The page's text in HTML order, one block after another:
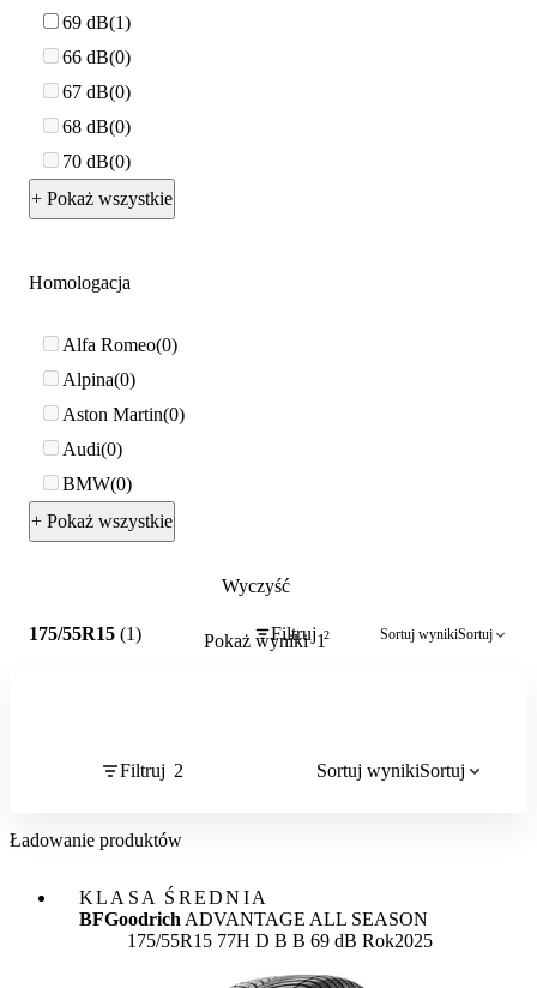
69 dB 1
66 dB 0
67 dB 0
68 dB 0
70 dB 0
+ Pokaż wszystkie
Homologacja
Alfa Romeo 0
Alpina 0
Aston Martin 0
Audi 0
BMW 0
+ Pokaż wszystkie
Wyczyść
Pokaż wyniki 1
175/55R15 (1) Filtruj 2 Sortuj wynikiSortuj
Filtruj 2 Sortuj wynikiSortuj
Ładowanie produktów
KLASA ŚREDNIA
BFGoodrich ADVANTAGE ALL SEASON
175/55R15 77H Etykieta:
D B B 69 dB Rok2025